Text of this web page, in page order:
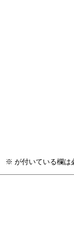
※ が付いている欄は